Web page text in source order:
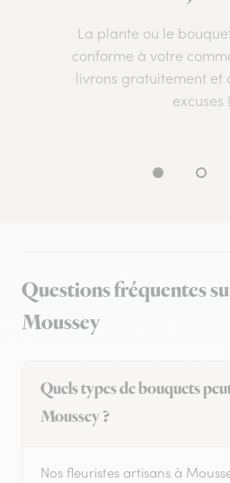
La plante ou le
conforme à votre
livrons gratuitement et
excuses !
Questions fréquentes
Moussey
Quels types de bouquets
Moussey ?
Nos fleuristes artisans à